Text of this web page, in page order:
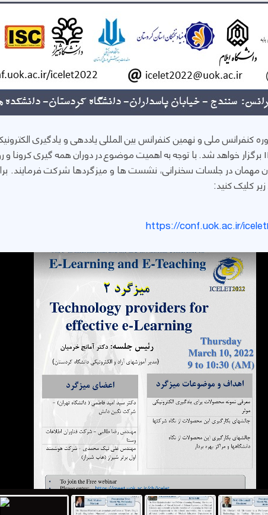
کنفرانس ملی و نهمین کنفرانس بین المللی یاددهی و یادگیری
هفته جاری مورخه 18 و 19 اسفند ماه 1400 برگزار خواهد شد. با توجه به اهمیت موضوع در دوران
در جلسات سخنرانی، نشست ها و میزگردها شرکت فرمایند.
کلیک کنید:
https://conf.uok.ac.ir/